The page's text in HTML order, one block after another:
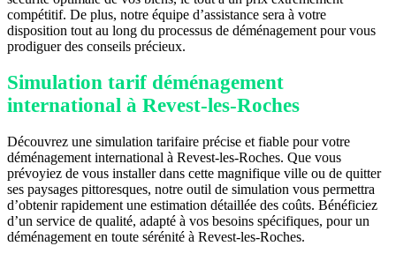
compétitif. De plus, notre équipe d’assistance sera à votre
disposition tout au long du processus de déménagement pour vous
prodiguer des conseils précieux.
Simulation tarif déménagement
international à Revest-les-Roches
Découvrez une simulation tarifaire précise et fiable pour votre
déménagement international à Revest-les-Roches. Que vous
prévoyiez de vous installer dans cette magnifique ville ou de quitter
ses paysages pittoresques, notre outil de simulation vous permettra
d’obtenir rapidement une estimation détaillée des coûts. Bénéficiez
d’un service de qualité, adapté à vos besoins spécifiques, pour un
déménagement en toute sérénité à Revest-les-Roches.